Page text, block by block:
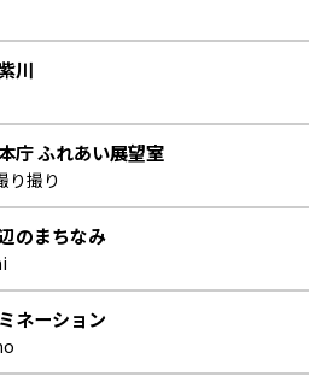
川
庁 ふれあい展望室
り撮り
のまちなみ
ネーション